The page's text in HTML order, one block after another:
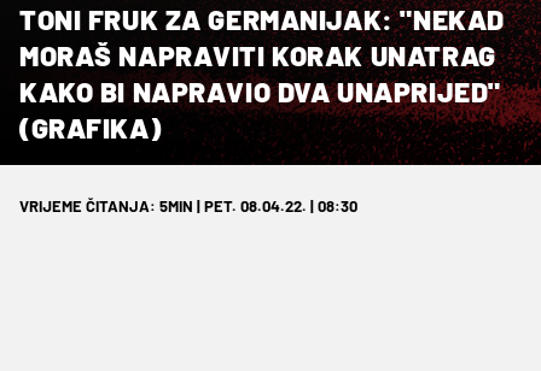
TONI FRUK ZA GERMANIJAK: "NEKAD
MORAŠ NAPRAVITI KORAK UNATRAG
KAKO BI NAPRAVIO DVA UNAPRIJED"
(GRAFIKA)
VRIJEME ČITANJA: 5MIN | PET. 08.04.22. | 08:30